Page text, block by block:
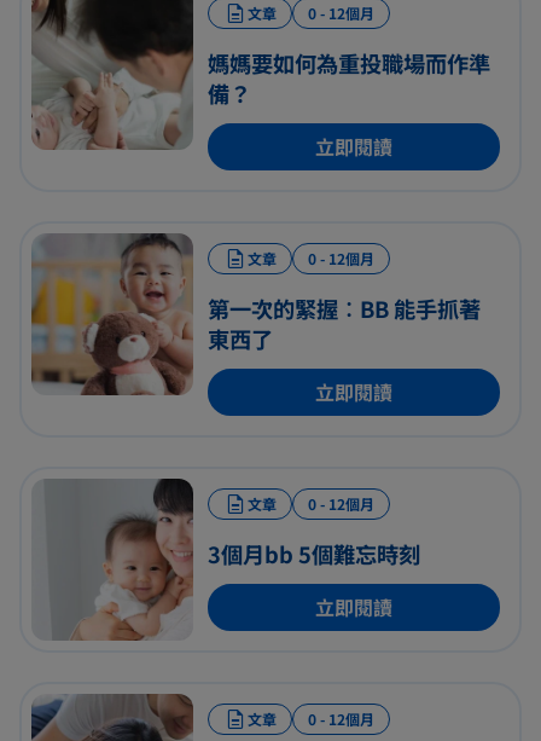
文章 0 - 12個月
媽媽要如何為重投職場而作準
備？
立即閱讀
文章 0 - 12個月
第一次的緊握︰BB 能手抓著
東西了
立即閱讀
文章 0 - 12個月
3個月bb 5個難忘時刻
立即閱讀
文章 0 - 12個月